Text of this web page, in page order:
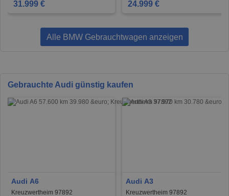
31.999 € 24.999 €
Alle BMW Gebrauchtwagen anzeigen
Gebrauchte Audi günstig kaufen
Audi A6
Kreuzwertheim 97892
Audi A3
Kreuzwertheim 97892